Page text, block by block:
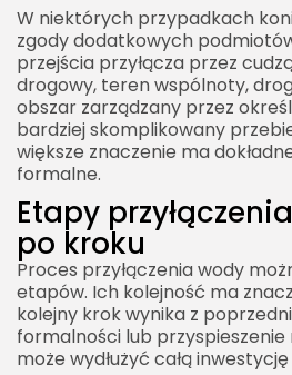
W niektórych przypadkach
zgody dodatkowych
przejścia przyłącza przez
drogowy, teren wspólnoty,
obszar zarządzany przez
bardziej skomplikowany
większe znaczenie ma
formalne.
Etapy
po kroku
Proces przyłączenia wody
etapów. Ich kolejność ma
kolejny krok wynika z
formalności lub
może wydłużyć całą